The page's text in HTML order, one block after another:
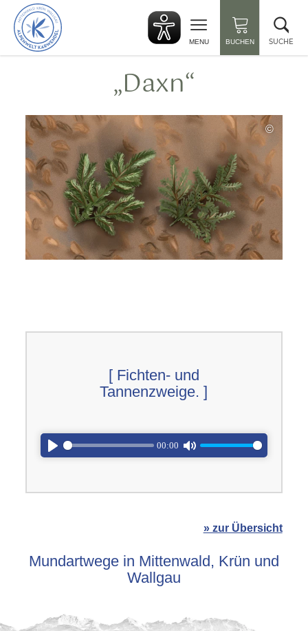
zurück
zur
Startseite
MENU BUCHEN SUCHE
„Daxn“
©
[ Fichten- und
Tannenzweige. ]
Play
00:00
Mute
» zur Übersicht
Mundartwege in Mittenwald, Krün und
Wallgau